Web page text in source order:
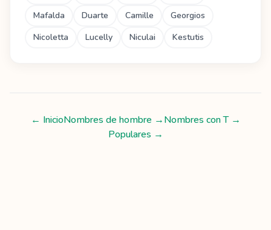
Mafalda
Duarte Camille
Georgios
Nicoletta
Lucelly Niculai Kestutis
← InicioNombres de hombre →Nombres conT→
Populares →